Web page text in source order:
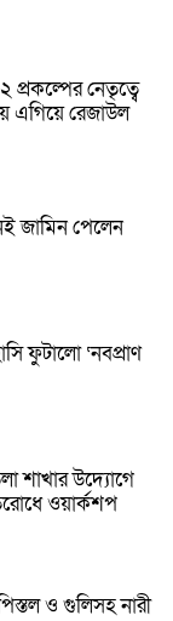
প্রকল্পের নেতৃত্বে
এগিয়ে রেজাউল
জামিন পেলেন
ফুটালো ‘নবপ্রাণ
শাখার উদ্যোগে
ওয়ার্কশপ
ও গুলিসহ নারী